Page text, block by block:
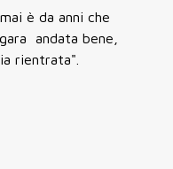
è da anni che
andata bene,
rientrata".